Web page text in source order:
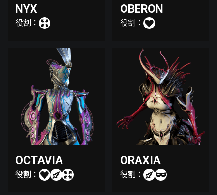
NYX
役割：
OBERON
役割：
OCTAVIA
役割：
ORAXIA
役割：